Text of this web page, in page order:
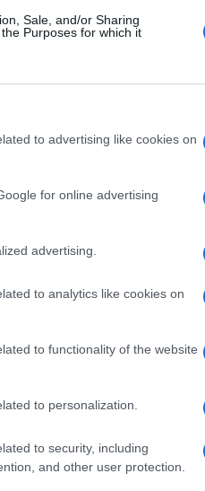
Sale, and/or Sharing
Purposes for which it
to advertising like cookies on
for online advertising
advertising.
to analytics like cookies on
to functionality of the website
to personalization.
to security, including
and other user protection.
2026 alle ore
ai controlli